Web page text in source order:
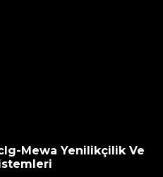
Mewa Yenilikçilik Ve